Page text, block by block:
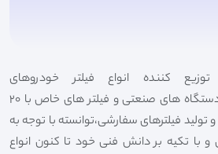
کننده انواع فیلتر خودروهای
سواری،سنگین،راهسازی و دستگاه های صنعتی و فیلتر های خاص با 20
فیلترهای سفارشی،توانسته با توجه به
و با تکیه بر دانش فنی خود تا کنون انواع